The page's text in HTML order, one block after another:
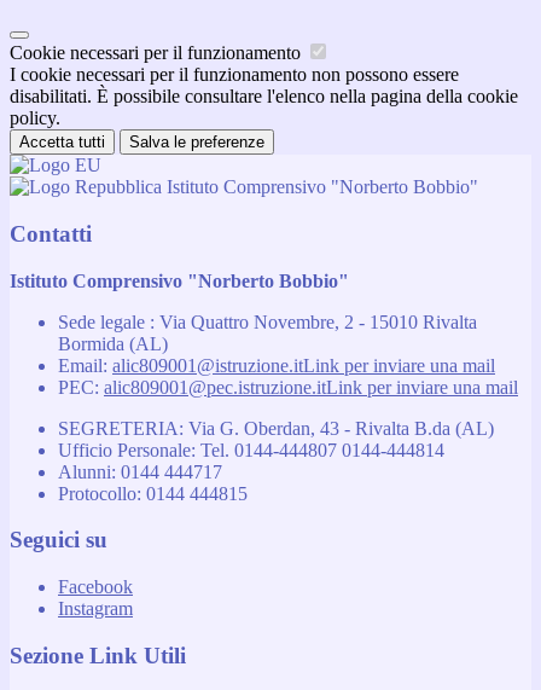
Cookie necessari per il funzionamento
I cookie necessari per il funzionamento non possono essere
disabilitati. È possibile consultare l'elenco nella pagina della cookie
policy.
Accetta tutti Salva le preferenze
Istituto Comprensivo "Norberto Bobbio"
Contatti
Istituto Comprensivo "Norberto Bobbio"
Sede legale : Via Quattro Novembre, 2 - 15010 Rivalta
Bormida (AL)
Email: alic809001@istruzione.itLink per inviare una mail
PEC: alic809001@pec.istruzione.itLink per inviare una mail
SEGRETERIA: Via G. Oberdan, 43 - Rivalta B.da (AL)
Ufficio Personale: Tel. 0144-444807 0144-444814
Alunni: 0144 444717
Protocollo: 0144 444815
Seguici su
Facebook
Instagram
Sezione Link Utili